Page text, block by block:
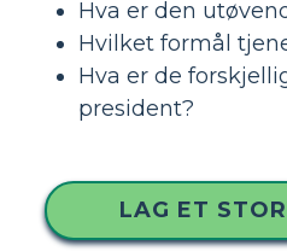
Hva er den
Hvilket formål
Hva er de
president?
LAG ET